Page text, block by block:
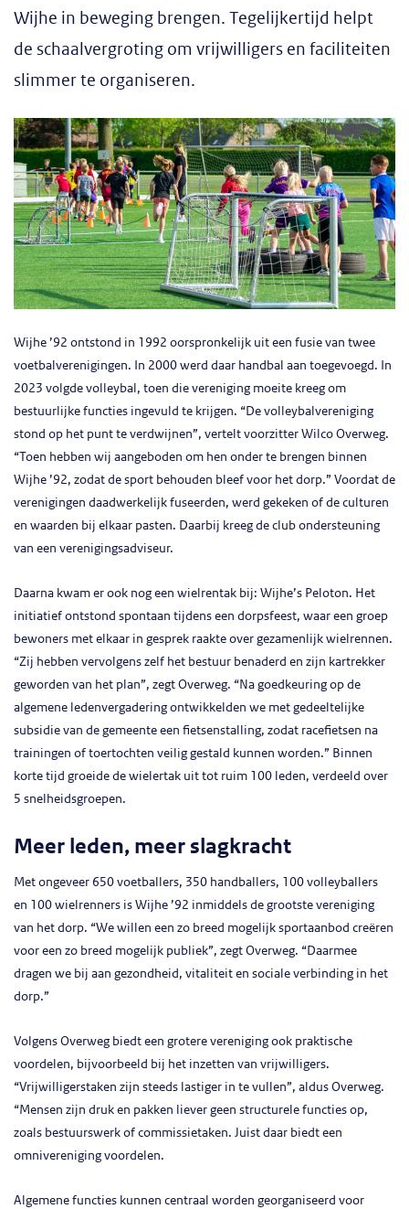
Wijhe in beweging brengen. Tegelijkertijd helpt
de schaalvergroting om vrijwilligers en faciliteiten
slimmer te organiseren.
Wijhe ’92 ontstond in 1992 oorspronkelijk uit een fusie van twee
voetbalverenigingen. In 2000 werd daar handbal aan toegevoegd. In
2023 volgde volleybal, toen die vereniging moeite kreeg om
bestuurlijke functies ingevuld te krijgen. “De volleybalvereniging
stond op het punt te verdwijnen”, vertelt voorzitter Wilco Overweg.
“Toen hebben wij aangeboden om hen onder te brengen binnen
Wijhe ’92, zodat de sport behouden bleef voor het dorp.” Voordat de
verenigingen daadwerkelijk fuseerden, werd gekeken of de culturen
en waarden bij elkaar pasten. Daarbij kreeg de club ondersteuning
van een verenigingsadviseur.
Daarna kwam er ook nog een wielrentak bij: Wijhe’s Peloton. Het
initiatief ontstond spontaan tijdens een dorpsfeest, waar een groep
bewoners met elkaar in gesprek raakte over gezamenlijk wielrennen.
“Zij hebben vervolgens zelf het bestuur benaderd en zijn kartrekker
geworden van het plan”, zegt Overweg. “Na goedkeuring op de
algemene ledenvergadering ontwikkelden we met gedeeltelijke
subsidie van de gemeente een fietsenstalling, zodat racefietsen na
trainingen of toertochten veilig gestald kunnen worden.” Binnen
korte tijd groeide de wielertak uit tot ruim 100 leden, verdeeld over
5 snelheidsgroepen.
Meer leden, meer slagkracht
Met ongeveer 650 voetballers, 350 handballers, 100 volleyballers
en 100 wielrenners is Wijhe ’92 inmiddels de grootste vereniging
van het dorp. “We willen een zo breed mogelijk sportaanbod creëren
voor een zo breed mogelijk publiek”, zegt Overweg. “Daarmee
dragen we bij aan gezondheid, vitaliteit en sociale verbinding in het
dorp.”
Volgens Overweg biedt een grotere vereniging ook praktische
voordelen, bijvoorbeeld bij het inzetten van vrijwilligers.
“Vrijwilligerstaken zijn steeds lastiger in te vullen”, aldus Overweg.
“Mensen zijn druk en pakken liever geen structurele functies op,
zoals bestuurswerk of commissietaken. Juist daar biedt een
omnivereniging voordelen.
Algemene functies kunnen centraal worden georganiseerd voor